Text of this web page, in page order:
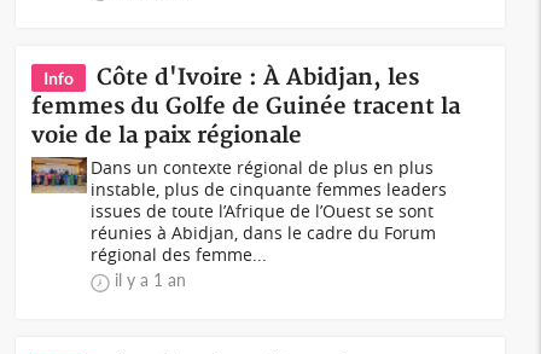
Info
Côte d'Ivoire : À Abidjan, les
femmes du Golfe de Guinée tracent la
voie de la paix régionale
Dans un contexte régional de plus en plus
instable, plus de cinquante femmes leaders
issues de toute l’Afrique de l’Ouest se sont
réunies à Abidjan, dans le cadre du Forum
régional des femme...
il y a 1 an